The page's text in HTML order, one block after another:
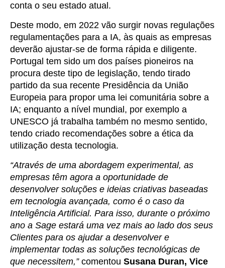
conta o seu estado atual.
Deste modo, em 2022 vão surgir novas regulações
regulamentações para a IA, às quais as empresas
deverão ajustar-se de forma rápida e diligente.
Portugal tem sido um dos países pioneiros na
procura deste tipo de legislação, tendo tirado
partido da sua recente Presidência da União
Europeia para propor uma lei comunitária sobre a
IA; enquanto a nível mundial, por exemplo a
UNESCO já trabalha também no mesmo sentido,
tendo criado recomendações sobre a ética da
utilização desta tecnologia.
“Através de uma abordagem experimental, as
empresas têm agora a oportunidade de
desenvolver soluções e ideias criativas baseadas
em tecnologia avançada, como é o caso da
Inteligência Artificial. Para isso, durante o próximo
ano a Sage estará uma vez mais ao lado dos seus
Clientes para os ajudar a desenvolver e
implementar todas as soluções tecnológicas de
que necessitem,”comentou Susana Duran, Vice